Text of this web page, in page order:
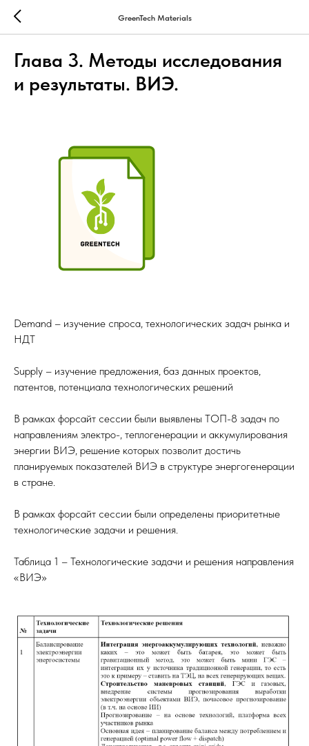
GreenTech Materials
Глава 3. Методы исследования
и результаты. ВИЭ.
Demand – изучение спроса, технологических задач рынка и
НДТ
Supply – изучение предложения, баз данных проектов,
патентов, потенциала технологических решений
В рамках форсайт сессии были выявлены ТОП-8 задач по
направлениям электро-, теплогенерации и аккумулирования
энергии ВИЭ, решение которых позволит достичь
планируемых показателей ВИЭ в структуре энергогенерации
в стране.
В рамках форсайт сессии были определены приоритетные
технологические задачи и решения.
Таблица 1 – Технологические задачи и решения направления
«ВИЭ»